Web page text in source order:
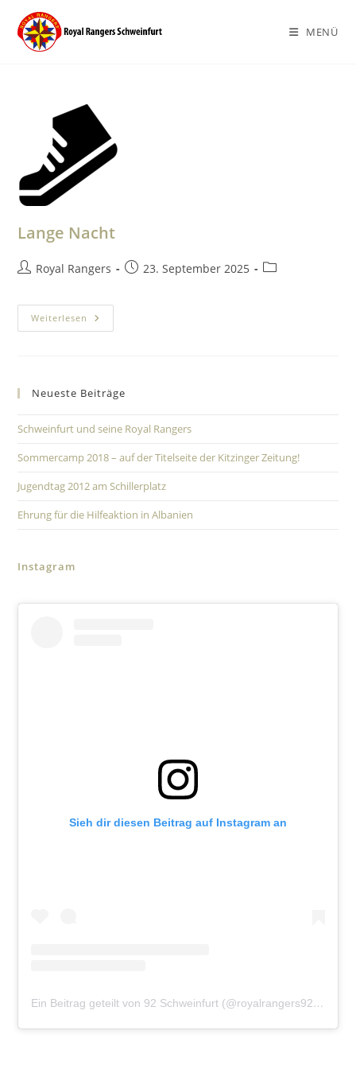
Inhalt
springen
MENÜ
Lange Nacht
Beitrags-
Royal Rangers
Beitrag23. September 2025
Beitrags-
Weiterlesen Lange
Nacht
Neueste Beiträge
Schweinfurt und seine Royal Rangers
Sommercamp 2018 – auf der Titelseite der Kitzinger Zeitung!
Jugendtag 2012 am Schillerplatz
Ehrung für die Hilfeaktion in Albanien
Instagram
Sieh dir diesen Beitrag auf Instagram an
Ein Beitrag geteilt von 92 Schweinfurt (@royalrangers92schweinfurt)